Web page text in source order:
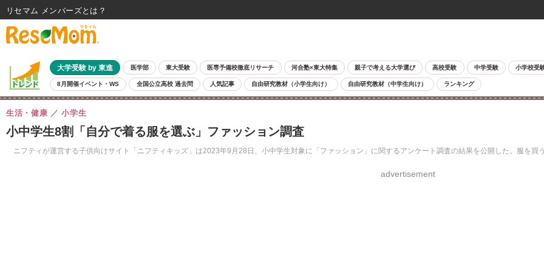
大学受験 by 東進 医学部 東大受験 医専予備校徹底リサーチ 河合塾×東大特集 親子で考える大学選び 高校受験 中学受験 小学校受
8月開催イベント・WS 全国公立高校 過去問 人気記事 自由研究教材（小学生向け） 自由研究教材（中学生向け） ランキング
小中学生8割「自分で着る服を選ぶ」ファッション調査
ニフティが運営する子供向けサイト「ニフティキッズ」は2023年9月28日、小中学生対象に「ファッション」に関するアンケート調査の結果を公開した。服を買
生活・健康 小学生
advertisement
リセマム メンバーズ